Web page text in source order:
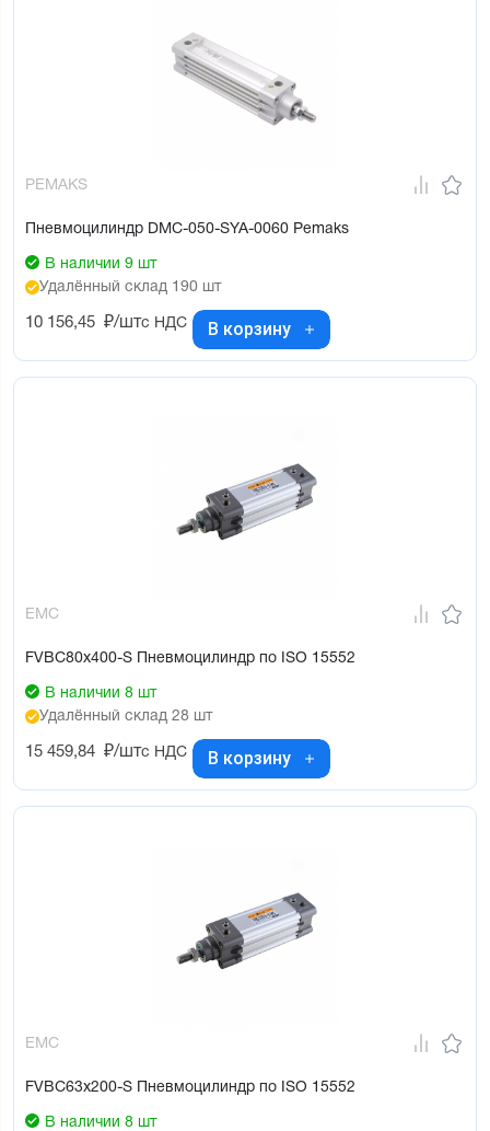
PEMAKS
Пневмоцилиндр DMC-050-SYA-0060 Pemaks
В наличии 9 шт
Удалённый склад 190 шт
10 156,45 ₽/штс НДС В корзину
EMC
FVBC80x400-S Пневмоцилиндр по ISO 15552
В наличии 8 шт
Удалённый склад 28 шт
15 459,84 ₽/штс НДС В корзину
EMC
FVBC63x200-S Пневмоцилиндр по ISO 15552
В наличии 8 шт